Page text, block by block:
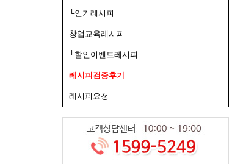
└인기레시피
창업교육레시피
└할인이벤트레시피
레시피검증후기
레시피요청